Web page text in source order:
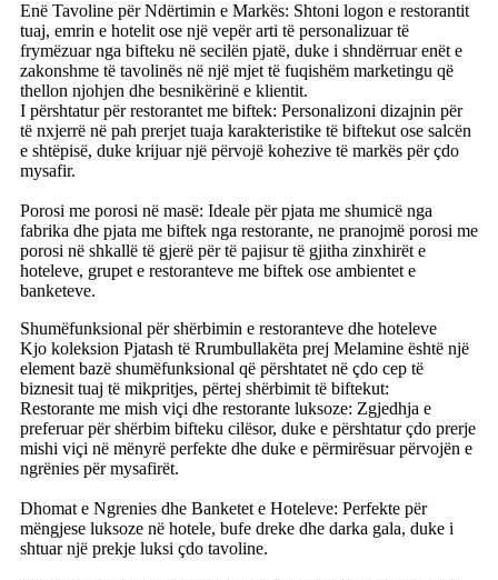
Enë Tavoline për Ndërtimin e Markës: Shtoni logon e restorantit
tuaj, emrin e hotelit ose një vepër arti të personalizuar të
frymëzuar nga bifteku në secilën pjatë, duke i shndërruar enët e
zakonshme të tavolinës në një mjet të fuqishëm marketingu që
thellon njohjen dhe besnikërinë e klientit.
I përshtatur për restorantet me biftek: Personalizoni dizajnin për
të nxjerrë në pah prerjet tuaja karakteristike të biftekut ose salcën
e shtëpisë, duke krijuar një përvojë kohezive të markës për çdo
mysafir.
Porosi me porosi në masë: Ideale për pjata me shumicë nga
fabrika dhe pjata me biftek nga restorante, ne pranojmë porosi me
porosi në shkallë të gjerë për të pajisur të gjitha zinxhirët e
hoteleve, grupet e restoranteve me biftek ose ambientet e
banketeve.
Shumëfunksional për shërbimin e restoranteve dhe hoteleve
Kjo koleksion Pjatash të Rrumbullakëta prej Melamine është një
element bazë shumëfunksional që përshtatet në çdo cep të
biznesit tuaj të mikpritjes, përtej shërbimit të biftekut:
Restorante me mish viçi dhe restorante luksoze: Zgjedhja e
preferuar për shërbim bifteku cilësor, duke e përshtatur çdo prerje
mishi viçi në mënyrë perfekte dhe duke e përmirësuar përvojën e
ngrënies për mysafirët.
Dhomat e Ngrenies dhe Banketet e Hoteleve: Perfekte për
mëngjese luksoze në hotele, bufe dreke dhe darka gala, duke i
shtuar një prekje luksi çdo tavoline.